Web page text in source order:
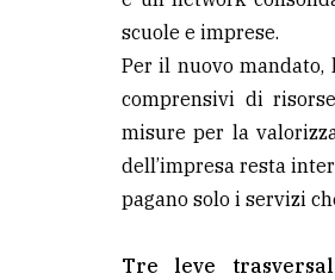
scuole e imprese.
Per il nuovo
comprensivi di
misure per la
dell’impresa resta
pagano solo i servizi
Tre leve